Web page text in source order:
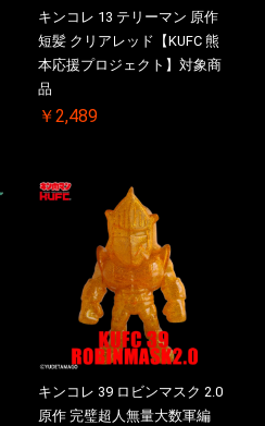
キンコレ 13 テリーマン 原作
短髪 クリアレッド【KUFC 熊
本応援プロジェクト】対象商
品
￥2,489
キンコレ 39 ロビンマスク 2.0
原作 完璧超人無量大数軍編